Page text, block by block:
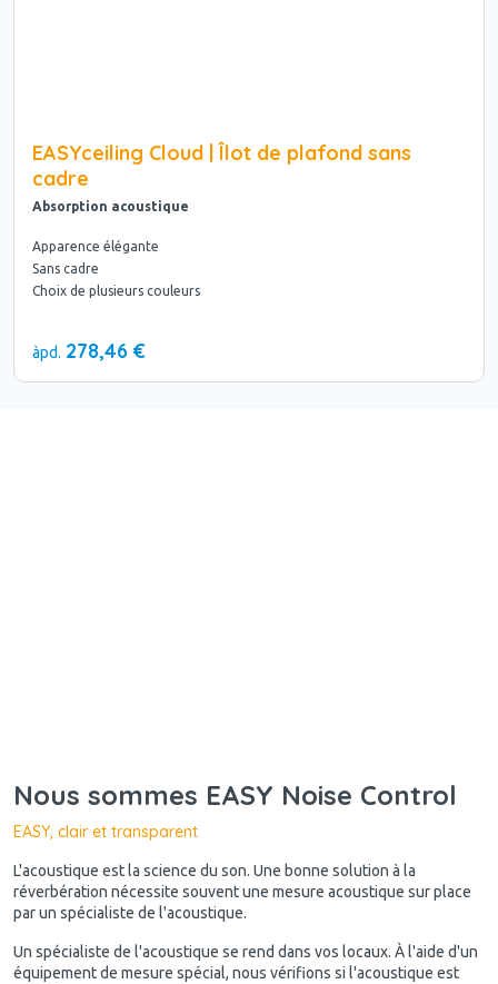
EASYceiling Cloud | Îlot de plafond sans
cadre
Absorption acoustique
Apparence élégante
Sans cadre
Choix de plusieurs couleurs
àpd. 278,46 €
Nous sommes EASY Noise Control
EASY, clair et transparent
L'acoustique est la science du son. Une bonne solution à la
réverbération nécessite souvent une mesure acoustique sur place
par un spécialiste de l'acoustique.
Un spécialiste de l'acoustique se rend dans vos locaux. À l'aide d'un
équipement de mesure spécial, nous vérifions si l'acoustique est